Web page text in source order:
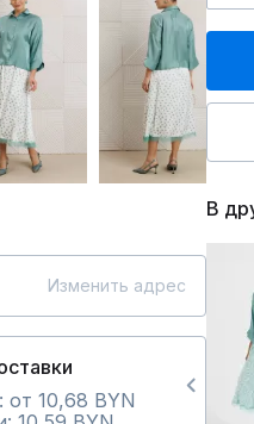
Изменить адрес
10,68 BYN
В